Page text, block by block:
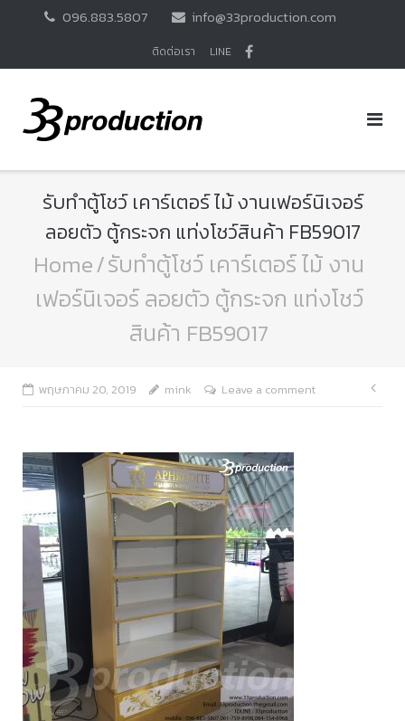
096.883.5807 info@33production.com
ติดต่อเรา LINE
รับทำตู้โชว์ เคาร์เตอร์ ไม้ งานเฟอร์นิเจอร์
ลอยตัว ตู้กระจก แท่งโชว์สินค้า FB59017
Home/รับทำตู้โชว์ เคาร์เตอร์ ไม้ งาน
เฟอร์นิเจอร์ ลอยตัว ตู้กระจก แท่งโชว์
สินค้า FB59017
พฤษภาคม 20, 2019 mink Leave a comment
แน